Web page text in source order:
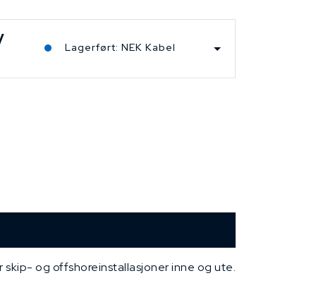
Lagerført: NEK Kabel
og offshoreinstallasjoner inne og ute.